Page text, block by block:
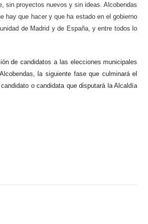
sin proyectos nuevos y sin ideas. Alcobendas
hay que hacer y que ha estado en el gobierno
de Madrid y de España, y entre todos lo
de candidatos a las elecciones municipales
la siguiente fase que culminará el
o candidata que disputará la Alcaldía